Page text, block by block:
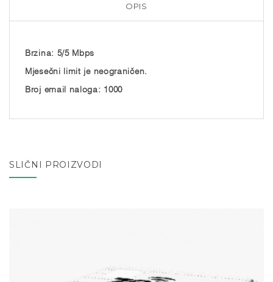
OPIS
Brzina: 5/5 Mbps
Mjesečni limit je neograničen.
Broj email naloga: 1000
SLIČNI PROIZVODI